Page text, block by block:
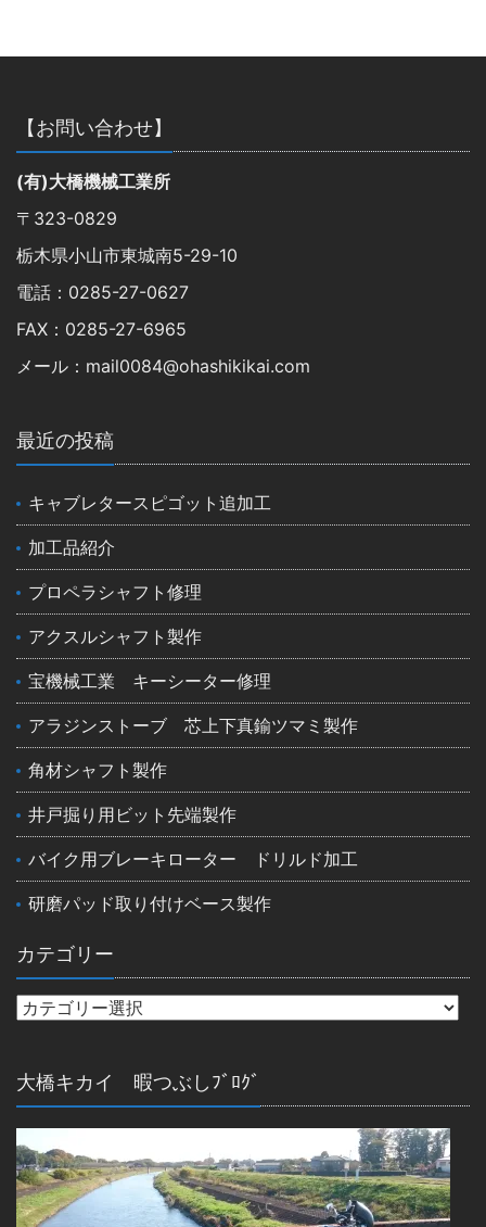
【お問い合わせ】
(有)大橋機械工業所
〒323-0829
栃木県小山市東城南5-29-10
電話：0285-27-0627
FAX：0285-27-6965
メール：mail0084@ohashikikai.com
最近の投稿
キャブレタースピゴット追加工
加工品紹介
プロペラシャフト修理
アクスルシャフト製作
宝機械工業 キーシーター修理
アラジンストーブ 芯上下真鍮ツマミ製作
角材シャフト製作
井戸掘り用ビット先端製作
バイク用ブレーキローター ドリルド加工
研磨パッド取り付けベース製作
カテゴリー
大橋キカイ 暇つぶしﾌﾞﾛｸﾞ